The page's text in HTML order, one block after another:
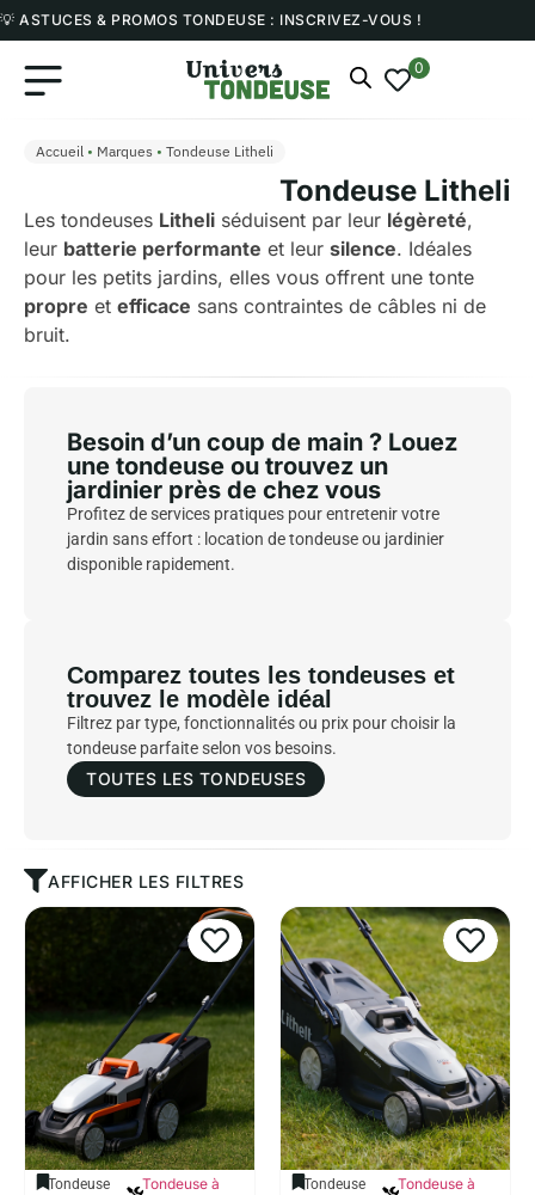
💡 ASTUCES & PROMOS TONDEUSE : INSCRIVEZ-VOUS !
0
Accueil • Marques • Tondeuse Litheli
Tondeuse Litheli
Les tondeuses Litheli séduisent par leur légèreté,
leur batterie performante et leur silence. Idéales
pour les petits jardins, elles vous offrent une tonte
propre et efficace sans contraintes de câbles ni de
bruit.
Besoin d’un coup de main ? Louez
une tondeuse ou trouvez un
jardinier près de chez vous
Profitez de services pratiques pour entretenir votre
jardin sans effort : location de tondeuse ou jardinier
disponible rapidement.
Comparez toutes les tondeuses et
trouvez le modèle idéal
Filtrez par type, fonctionnalités ou prix pour choisir la
tondeuse parfaite selon vos besoins.
TOUTES LES TONDEUSES
AFFICHER LES FILTRES
Tondeuse
Tondeuse à
Tondeuse
Tondeuse à